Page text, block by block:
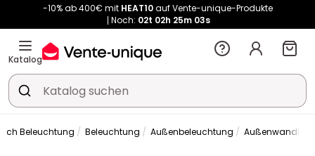
Noch:02t 02h 25m03s
Kauf-unique wird zu Vente-unique - Gleicher Shop, neuer Name!
-10% ab 400€ mitHEAT10auf Vente-unique-Produkte
Noch:02t02h
Katalog
Beleuchtung Beleuchtung Außenbeleuchtung